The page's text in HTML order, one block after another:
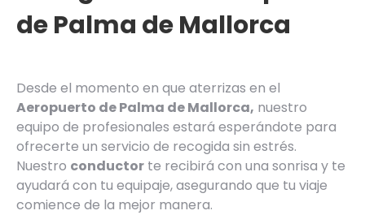
de Palma de Mallorca
Desde el momento en que aterrizas en el
Aeropuerto de Palma de Mallorca, nuestro
equipo de profesionales estará esperándote para
ofrecerte un servicio de recogida sin estrés.
Nuestro conductor te recibirá con una sonrisa y te
ayudará con tu equipaje, asegurando que tu viaje
comience de la mejor manera.